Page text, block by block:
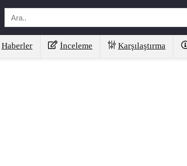
Haberler İnceleme Karşılaştırma